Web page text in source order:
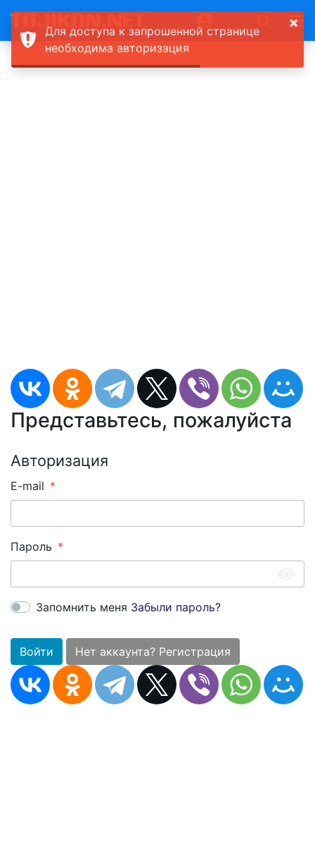
Представьтесь, пожалуйста
Авторизация
E-mail
Пароль
Запомнить меня Забыли пароль?
Войти Нет аккаунта? Регистрация
×
Для доступа к запрошенной странице
необходима авторизация